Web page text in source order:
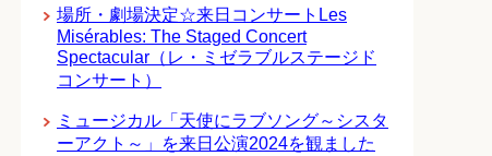
場所・劇場決定☆来日コンサートLes
Misérables: The Staged Concert
Spectacular（レ・ミゼラブルステージド
コンサート）
ミュージカル「天使にラブソング～シスタ
ーアクト～」を来日公演2024を観ました